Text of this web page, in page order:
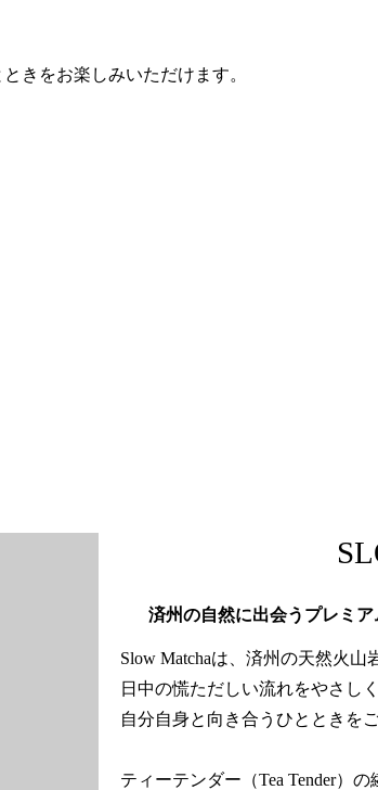
きをお楽しみいただけます。
済州の自然に出会うプレミ
Slow Matchaは、済州の天然火山
日中の慌ただしい流れをやさしく
自分自身と向き合うひとときを
ティーテンダー（Tea Tender）の